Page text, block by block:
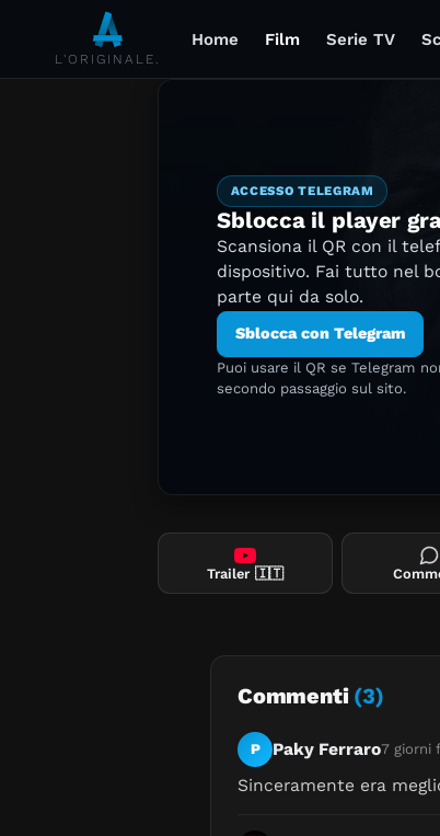
L'ORIGINALE.
Home Film Serie TV
ACCESSO TELEGRAM
Sblocca il player
Scansiona il QR con il
dispositivo. Fai tutto nel
parte qui da solo.
Sblocca con Telegram
Puoi usare il QR se Telegram
secondo passaggio sul sito.
Trailer 🇮🇹
Commenti (3)
P Paky Ferraro7 giorni
Sinceramente era